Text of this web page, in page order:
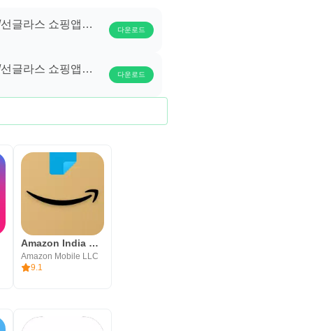
글라스 쇼핑앱
다운로드
글라스 쇼핑앱
다운로드
Amazon India Shop, Pay, miniTV
Amazon Mobile LLC
9.1